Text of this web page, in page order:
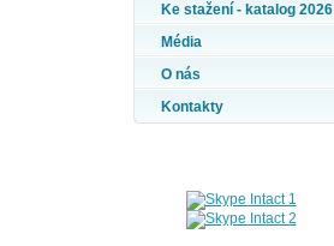
Ke stažení - katalog 2026
Média
O nás
Kontakty